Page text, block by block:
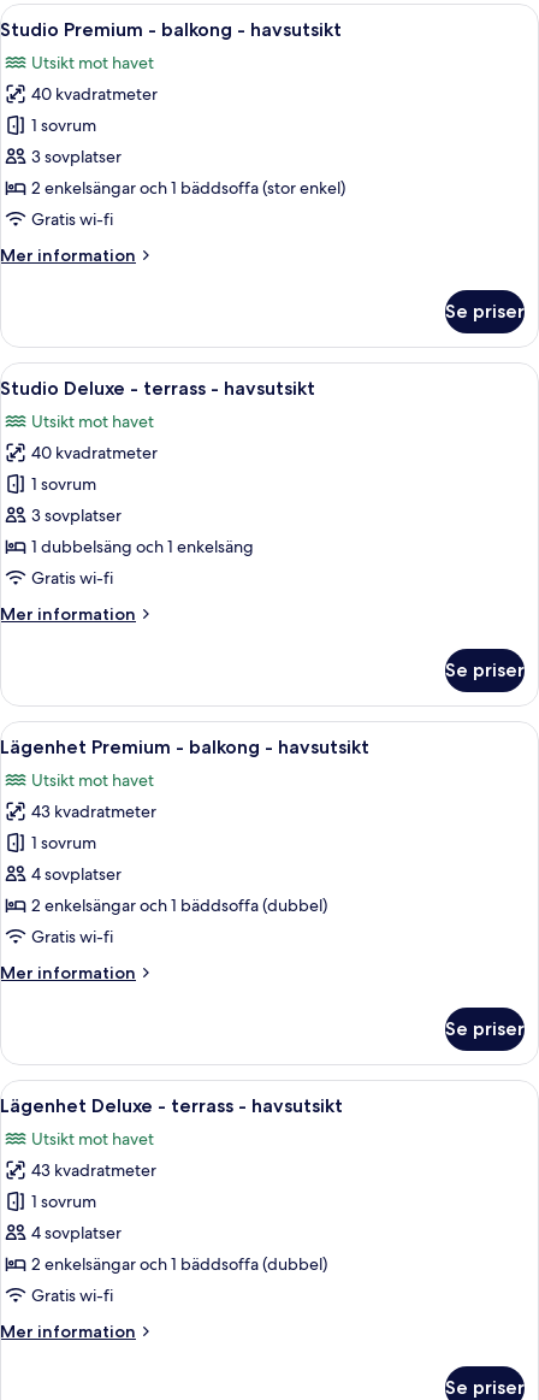
terrass
havsutsikt
(Single
Use)
Öppna
alla
foton
för
Studio
Premium
-
balkong
havsutsikt
Ett modernt hotellrum med en soffa,
7
Studio Premium - balkong - havsutsikt
Utsikt mot havet
40 kvadratmeter
1 sovrum
3 sovplatser
2 enkelsängar och 1 bäddsoffa (stor enkel)
Gratis wi-fi
Mer information
Mer
Premium
balkong
havsutsikt
Se priser
Öppna
alla
foton
för
Studio
Deluxe
-
terrass
havsutsikt
Ett modernt hotellrum med en stor
10
Studio Deluxe - terrass - havsutsikt
Utsikt mot havet
40 kvadratmeter
1 sovrum
3 sovplatser
1 dubbelsäng och 1 enkelsäng
Gratis wi-fi
Mer information
Mer
Deluxe
terrass
havsutsikt
Se priser
Öppna
alla
foton
för
Lägenhet
Premium
-
balkong
havsutsikt
Ett modernt hotellrum med en stor
11
Lägenhet Premium - balkong - havsutsikt
Utsikt mot havet
43 kvadratmeter
1 sovrum
4 sovplatser
2 enkelsängar och 1 bäddsoffa (dubbel)
Gratis wi-fi
Mer information
Mer
Premium
balkong
havsutsikt
Se priser
Öppna
alla
foton
för
Lägenhet
Deluxe
-
terrass
havsutsikt
Ett modernt hotellrum med en
17
Lägenhet Deluxe - terrass - havsutsikt
Utsikt mot havet
43 kvadratmeter
1 sovrum
4 sovplatser
2 enkelsängar och 1 bäddsoffa (dubbel)
Gratis wi-fi
Mer information
Mer
Se priser